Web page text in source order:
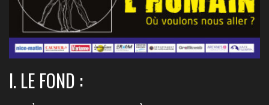
I. LE FOND :